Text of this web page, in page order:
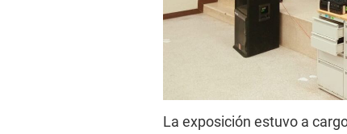
La exposición estuvo a